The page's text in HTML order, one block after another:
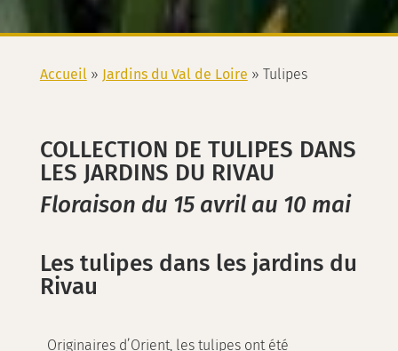
Accueil » Jardins du Val de Loire » Tulipes
COLLECTION DE TULIPES DANS
LES JARDINS DU RIVAU
Floraison du 15 avril au 10 mai
Les tulipes dans les jardins du
Rivau
Originaires d’Orient, les tulipes ont été